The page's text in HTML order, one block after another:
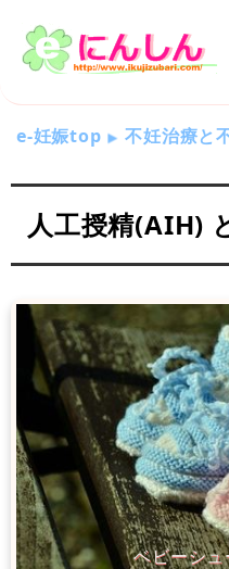
e-妊娠top 不妊治療と
人工授精(AIH)